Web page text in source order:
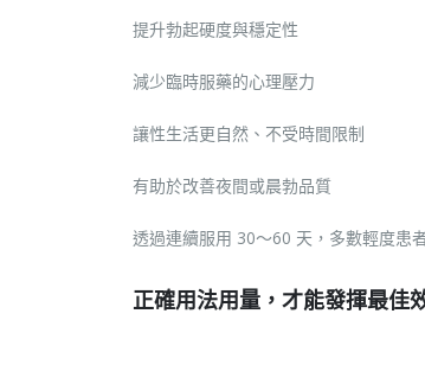
提升勃起硬度與穩定性
減少臨時服藥的心理壓力
讓性生活更自然、不受時間限制
有助於改善夜間或晨勃品質
透過連續服用 30～60 天，多數輕度患
正確用法用量，才能發揮最佳